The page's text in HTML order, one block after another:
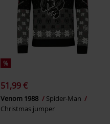
%
51,99 €
Venom 1988
Spider-Man
Christmas jumper